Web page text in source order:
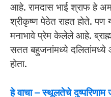
आहे. रामदास भाई श्राफ हे
श्रीकृष्ण पेठेत राहत होते. पण
मनाभावे प्रेम केलेले आहे.
सतत बहुजनांमध्ये दलितांमध्ये
होता.
हे वाचा – स्थूलतेचे दुष्परिणाम